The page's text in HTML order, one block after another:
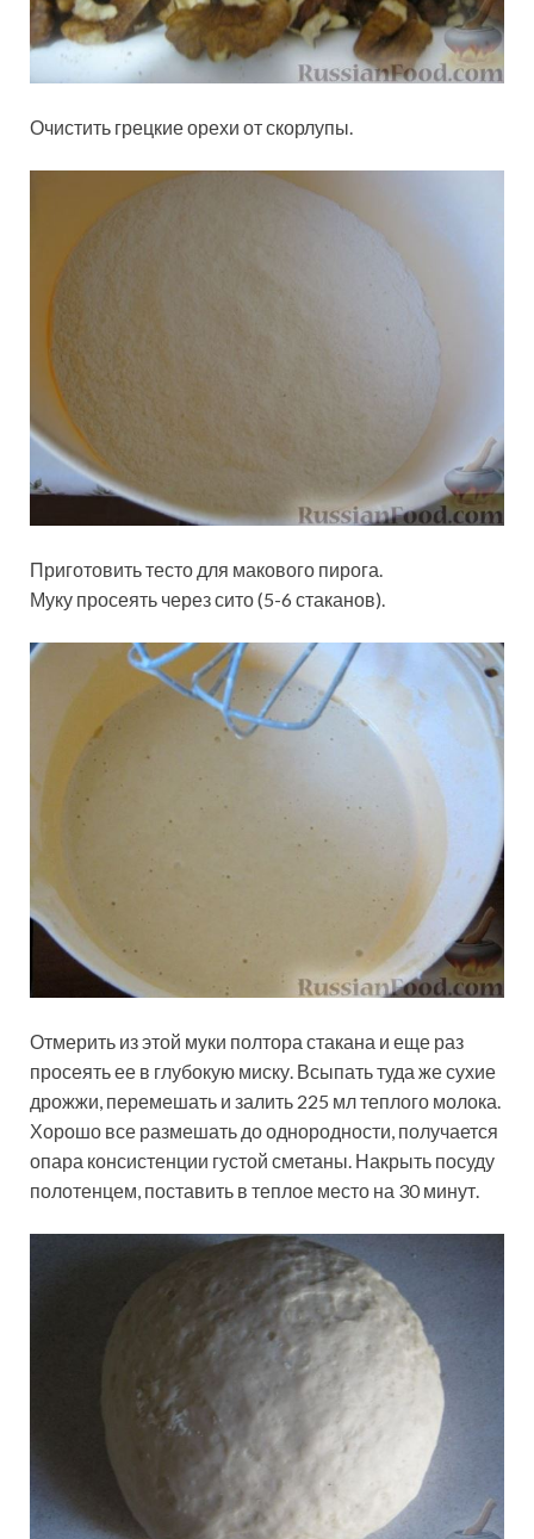
Очистить грецкие орехи от скорлупы.
Приготовить тесто для макового пирога.
Муку просеять через сито (5-6 стаканов).
Отмерить из этой муки полтора стакана и еще раз
просеять ее в глубокую миску. Всыпать туда же сухие
дрожжи, перемешать и залить 225 мл теплого молока.
Хорошо все размешать до однородности, получается
опара консистенции густой сметаны. Накрыть посуду
полотенцем, поставить в теплое место на 30 минут.